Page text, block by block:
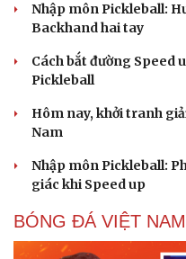
Nhập môn Pickleball:
Backhand hai tay
Cách bắt đường Speed
Pickleball
Hôm nay, khởi tranh
Nam
Nhập môn Pickleball:
giác khi Speed up
BÓNG ĐÁ VIỆT NAM